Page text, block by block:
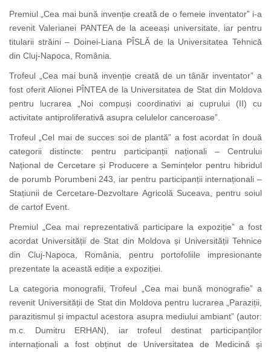
Premiul „Cea mai bună invenție creată de o femeie inventator” i-a
revenit Valerianei PANTEA de la aceeași universitate, iar pentru
titularii străini – Doinei-Liana PÎSLĂ de la Universitatea Tehnică
din Cluj-Napoca, România.
Trofeul „Cea mai bună invenție creată de un tânăr inventator” a
fost oferit Alionei PÎNTEA de la Universitatea de Stat din Moldova
pentru lucrarea „Noi compuși coordinativi ai cuprului (II) cu
activitate antiproliferativă asupra celulelor canceroase”.
Trofeul „Cel mai de succes soi de plantă” a fost acordat în două
categorii distincte: pentru participanții naționali – Centrului
Național de Cercetare și Producere a Semințelor pentru hibridul
de porumb Porumbeni 243, iar pentru participanții internaționali –
Stațiunii de Cercetare-Dezvoltare Agricolă Suceava, pentru soiul
de cartof Event.
Premiul „Cea mai reprezentativă participare la expoziție” a fost
acordat Universității de Stat din Moldova și Universității Tehnice
din Cluj-Napoca, România, pentru portofoliile impresionante
prezentate la această ediție a expoziției.
La categoria monografii, Trofeul „Cea mai bună monografie” a
revenit Universității de Stat din Moldova pentru lucrarea „Paraziții,
parazitismul și impactul acestora asupra mediului ambiant” (autor:
m.c. Dumitru ERHAN), iar trofeul destinat participanților
internaționali a fost obținut de Universitatea de Medicină și